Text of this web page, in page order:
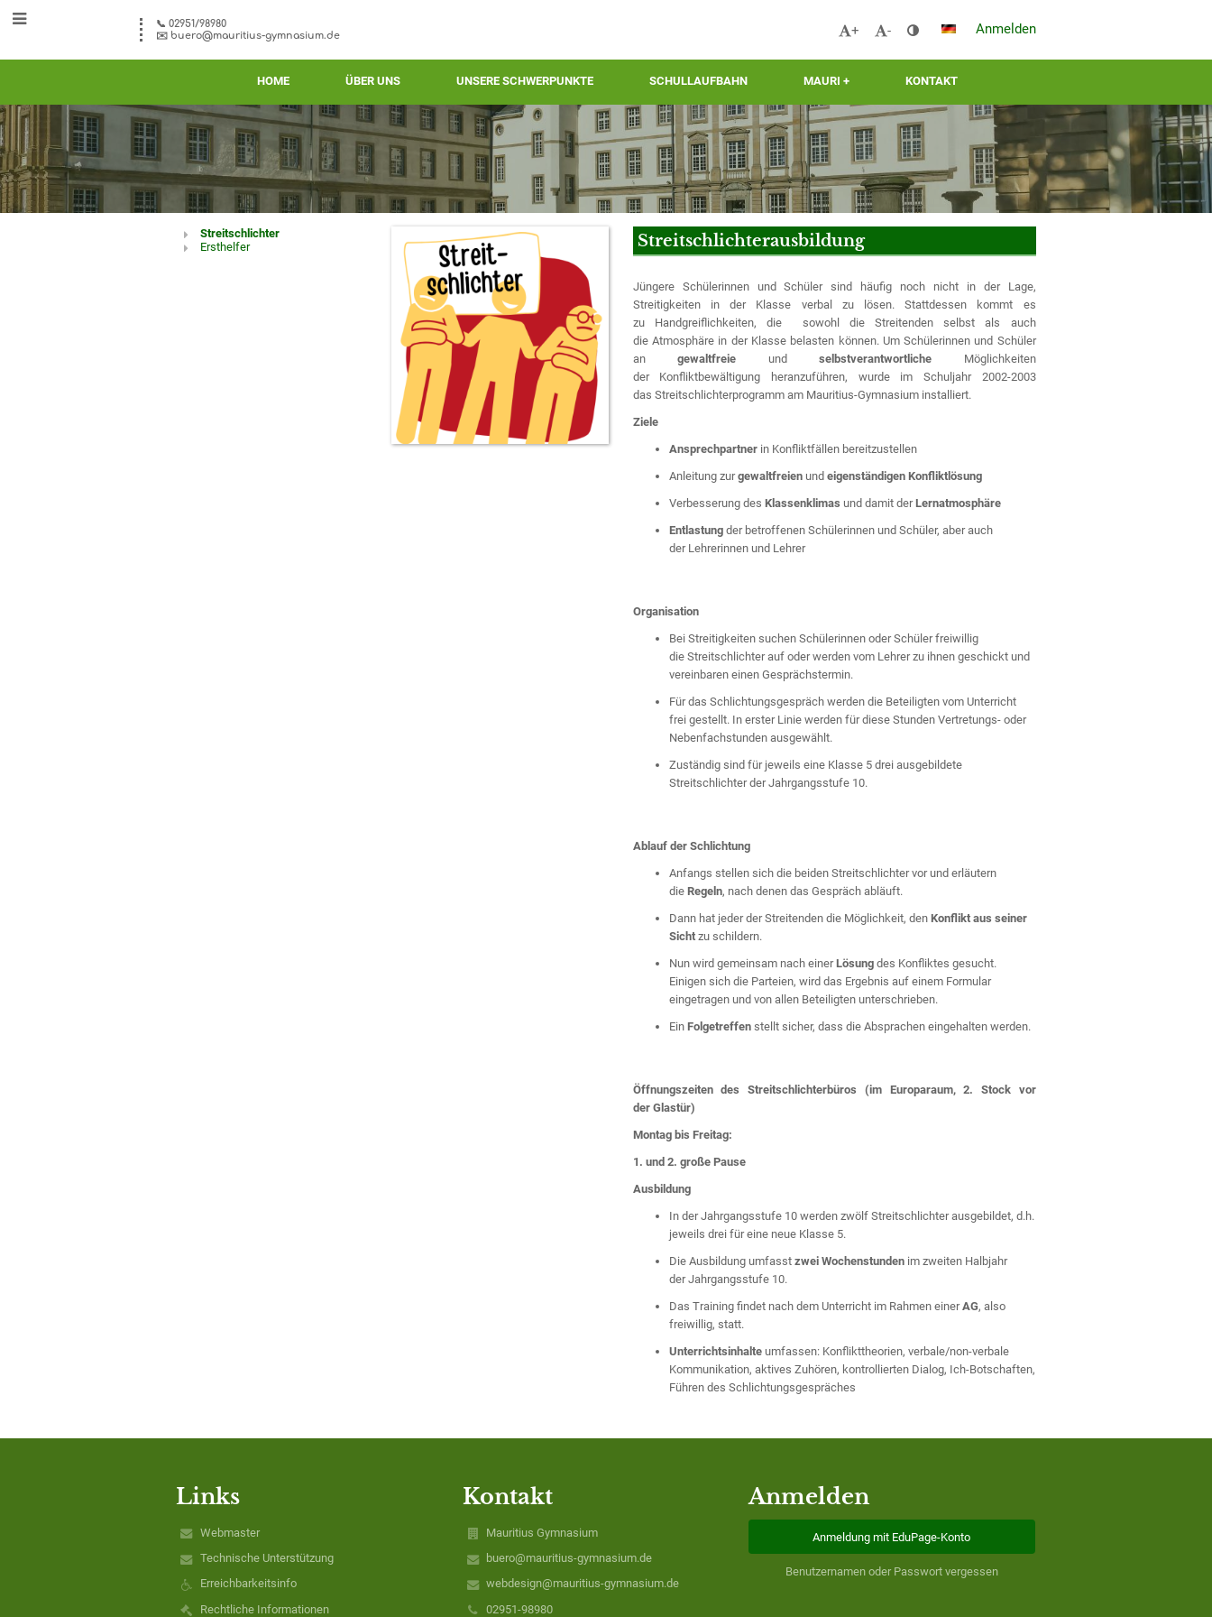
📞 02951/98980
✉️ buero@mauritius-gymnasium.de
+ - Anmelden
HOME ÜBER UNS UNSERE SCHWERPUNKTE SCHULLAUFBAHN MAURI + KONTAKT
Jahrgangsstufe
Streitschlichter
Ersthelfer
Streitschlichterausbildung
Jüngere Schülerinnen und Schüler sind häufig noch nicht in der Lage,
Streitigkeiten in der Klasse verbal zu lösen. Stattdessen kommt es
zu Handgreiflichkeiten, die sowohl die Streitenden selbst als auch
die Atmosphäre in der Klasse belasten können. Um Schülerinnen und Schüler
angewaltfreie undselbstverantwortliche Möglichkeiten
der Konfliktbewältigung heranzuführen, wurde im Schuljahr 2002-2003
das Streitschlichterprogramm am Mauritius-Gymnasium installiert.
Ziele
Ansprechpartnerin Konfliktfällen bereitzustellen
Anleitung zurgewaltfreienund eigenständigen Konfliktlösung
Verbesserung des Klassenklimas und damit derLernatmosphäre
Entlastungder betroffenen Schülerinnen und Schüler, aber auch
der Lehrerinnen und Lehrer
Organisation
Bei Streitigkeiten suchen Schülerinnen oder Schüler freiwillig
die Streitschlichter auf oder werden vom Lehrer zu ihnen geschickt und
vereinbaren einen Gesprächstermin.
Für das Schlichtungsgespräch werden die Beteiligten vom Unterricht
frei gestellt. In erster Linie werden für diese Stunden Vertretungs- oder
Nebenfachstunden ausgewählt.
Zuständig sind für jeweils eine Klasse 5 drei ausgebildete
Streitschlichter der Jahrgangsstufe 10.
Ablauf der Schlichtung
Anfangs stellen sich die beiden Streitschlichter vor und erläutern
die Regeln, nach denen das Gespräch abläuft.
Dann hat jeder der Streitenden die Möglichkeit, den Konflikt aus seiner
Sichtzu schildern.
Nun wird gemeinsam nach einerLösungdes Konfliktes gesucht.
Einigen sich die Parteien, wird das Ergebnis auf einem Formular
eingetragen und von allen Beteiligten unterschrieben.
Ein Folgetreffenstellt sicher, dass die Absprachen eingehalten werden.
Öffnungszeiten des Streitschlichterbüros (im Europaraum, 2. Stock vor
der Glastür)
Montag bis Freitag:
1. und 2. große Pause
Ausbildung
In der Jahrgangsstufe 10 werden zwölf Streitschlichter ausgebildet, d.h.
jeweils drei für eine neue Klasse 5.
Die Ausbildung umfasst zwei Wochenstundenim zweiten Halbjahr
der Jahrgangsstufe 10.
Das Training findet nach dem Unterricht im Rahmen einerAG, also
freiwillig, statt.
Unterrichtsinhalteumfassen: Konflikttheorien, verbale/non-verbale
Kommunikation, aktives Zuhören, kontrollierten Dialog, Ich-Botschaften,
Führen des Schlichtungsgespräches
Links
Webmaster
Technische Unterstützung
Erreichbarkeitsinfo
Rechtliche Informationen
Kontakt
Mauritius Gymnasium
buero@mauritius-gymnasium.de
webdesign@mauritius-gymnasium.de
02951-98980
Anmelden
Anmeldung mit EduPage-Konto
Benutzernamen oder Passwort vergessen